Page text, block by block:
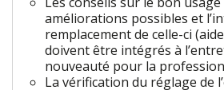
améliorations possibles et
remplacement de celle-ci
doivent être intégrés à
nouveauté pour la
La vérification du réglage de